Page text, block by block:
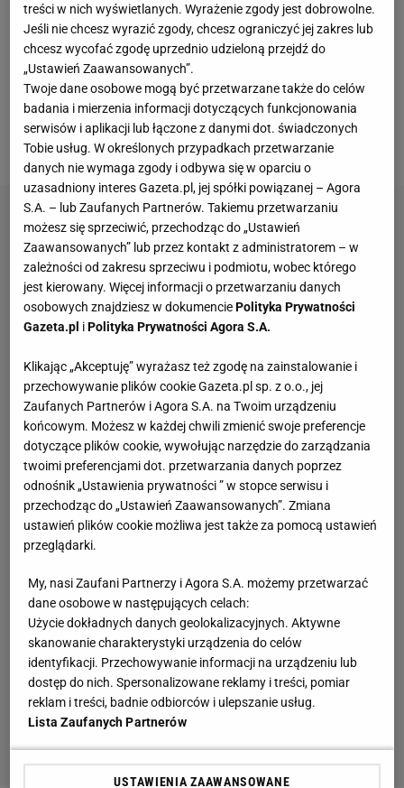
spokojnie mogłaby być matką 19-latki, jako że jest
od niej 25 lat starsza. Ich deblowa współpraca
zaczęła się świetnie, bo w I rundzie pokonały
niespodziewanie rozstawiony z nr 3 duet Nicole
Melichar-Martinez- Erin Routliffe. Niestety ciąg
dalszy nie nastąpił.
treści w nich wyświetlanych. Wyrażenie zgody jest dobrowolne.
Jeśli nie chcesz wyrazić zgody, chcesz ograniczyć jej zakres lub
chcesz wycofać zgodę uprzednio udzieloną przejdź do
„Ustawień Zaawansowanych”.
Twoje dane osobowe mogą być przetwarzane także do celów
badania i mierzenia informacji dotyczących funkcjonowania
serwisów i aplikacji lub łączone z danymi dot. świadczonych
Tobie usług. W określonych przypadkach przetwarzanie
danych nie wymaga zgody i odbywa się w oparciu o
uzasadniony interes Gazeta.pl, jej spółki powiązanej – Agora
S.A. – lub Zaufanych Partnerów. Takiemu przetwarzaniu
możesz się sprzeciwić, przechodząc do „Ustawień
Zaawansowanych” lub przez kontakt z administratorem – w
zależności od zakresu sprzeciwu i podmiotu, wobec którego
jest kierowany. Więcej informacji o przetwarzaniu danych
osobowych znajdziesz w dokumenciePolityka Prywatności
Gazeta.pl iPolityka Prywatności Agora S.A.
Klikając „Akceptuję” wyrażasz też zgodę na zainstalowanie i
przechowywanie plików cookie Gazeta.pl sp. z o.o., jej
Zaufanych Partnerów i Agora S.A. na Twoim urządzeniu
końcowym. Możesz w każdej chwili zmienić swoje preferencje
dotyczące plików cookie, wywołując narzędzie do zarządzania
twoimi preferencjami dot. przetwarzania danych poprzez
odnośnik „Ustawienia prywatności ” w stopce serwisu i
przechodząc do „Ustawień Zaawansowanych”. Zmiana
ustawień plików cookie możliwa jest także za pomocą ustawień
przeglądarki.
My, nasi Zaufani Partnerzy i Agora S.A. możemy przetwarzać
dane osobowe w następujących celach:
Użycie dokładnych danych geolokalizacyjnych. Aktywne
skanowanie charakterystyki urządzenia do celów
identyfikacji. Przechowywanie informacji na urządzeniu lub
dostęp do nich. Spersonalizowane reklamy i treści, pomiar
reklam i treści, badnie odbiorców i ulepszanie usług.
Lista Zaufanych Partnerów
USTAWIENIA ZAAWANSOWANE